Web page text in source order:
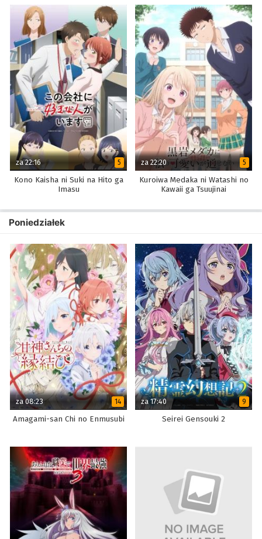
Omoimasu
za 22:16 5
Kono Kaisha ni Suki na Hito ga
Imasu
za 22:20 5
Kuroiwa Medaka ni Watashi no
Kawaii ga Tsuujinai
Poniedziałek
za 08:23 14
Amagami-san Chi no Enmusubi
za 17:40 9
Seirei Gensouki 2